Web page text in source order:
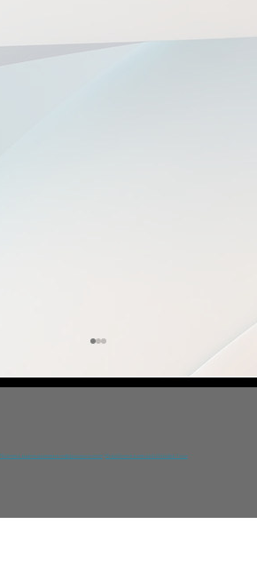
Политика защиты данных и конфиденциальности Разработано командой DNA Web Team